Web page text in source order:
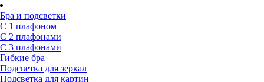
Бра и подсветки
С 1 плафоном
С 2 плафонами
С 3 плафонами
Гибкие бра
Подсветка для зеркал
Подсветка для картин